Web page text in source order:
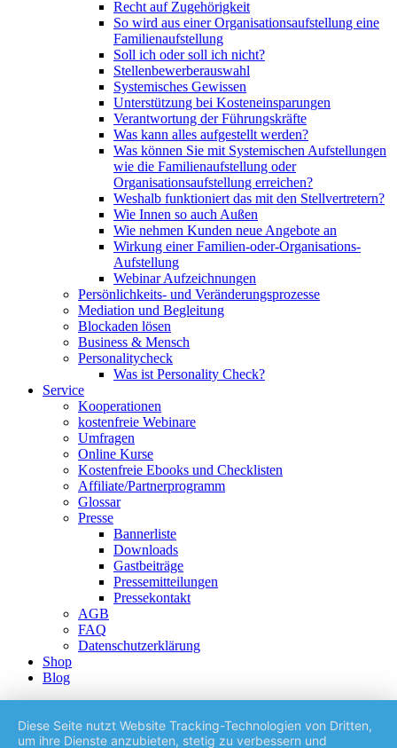
Recht auf Zugehörigkeit
So wird aus einer Organisationsaufstellung eine
Familienaufstellung
Soll ich oder soll ich nicht?
Stellenbewerberauswahl
Systemisches Gewissen
Unterstützung bei Kosteneinsparungen
Verantwortung der Führungskräfte
Was kann alles aufgestellt werden?
Was können Sie mit Systemischen Aufstellungen
wie die Familienaufstellung oder
Organisationsaufstellung erreichen?
Weshalb funktioniert das mit den Stellvertretern?
Wie Innen so auch Außen
Wie nehmen Kunden neue Angebote an
Wirkung einer Familien-oder-Organisations-
Aufstellung
Webinar Aufzeichnungen
Persönlichkeits- und Veränderungsprozesse
Mediation und Begleitung
Blockaden lösen
Business & Mensch
Personalitycheck
Was ist Personality Check?
Service
Kooperationen
kostenfreie Webinare
Umfragen
Online Kurse
Kostenfreie Ebooks und Checklisten
Affiliate/Partnerprogramm
Glossar
Presse
Bannerliste
Downloads
Gastbeiträge
Pressemitteilungen
Pressekontakt
AGB
FAQ
Datenschutzerklärung
Shop
Blog
Diese Seite nutzt Website Tracking-Technologien von Dritten,
um ihre Dienste anzubieten, stetig zu verbessern und